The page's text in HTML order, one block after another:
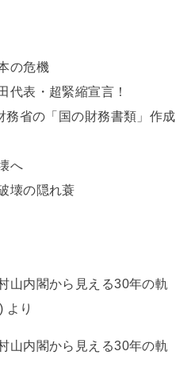
の危機
代表・超緊縮宣言！
務省の「国の財務書類」作成
へ
壊の隠れ蓑
山内閣から見える30年の軌
より
山内閣から見える30年の軌